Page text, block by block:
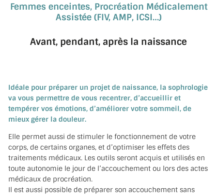
Femmes enceintes, Procréation Médicalement
Assistée (FIV, AMP, ICSI…)
Avant, pendant, après la naissance
Idéale pour préparer un projet de naissance, la sophrologie
va vous permettre de vous recentrer, d’accueillir et
tempérer vos émotions, d’améliorer votre sommeil, de
mieux gérer la douleur.
Elle permet aussi de stimuler le fonctionnement de votre
corps, de certains organes, et d’optimiser les effets des
traitements médicaux. Les outils seront acquis et utilisés en
toute autonomie le jour de l’accouchement ou lors des actes
médicaux de procréation.
Il est aussi possible de préparer son accouchement sans